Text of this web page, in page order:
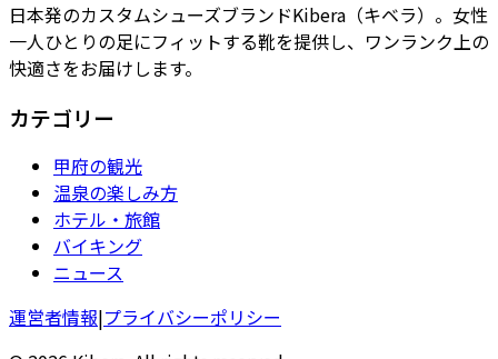
日本発のカスタムシューズブランドKibera（キベラ）。女性
一人ひとりの足にフィットする靴を提供し、ワンランク上の
快適さをお届けします。
カテゴリー
甲府の観光
温泉の楽しみ方
ホテル・旅館
バイキング
ニュース
運営者情報|プライバシーポリシー